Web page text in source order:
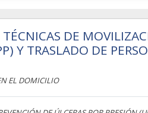
DE
Y TRASLADO DE
EL DOMICILIO